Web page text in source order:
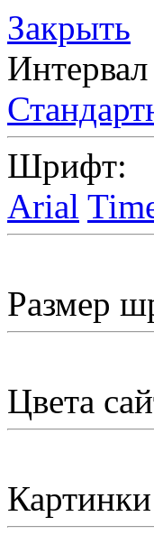
Закрыть
Шрифт:
Arial
Размер
Цвета